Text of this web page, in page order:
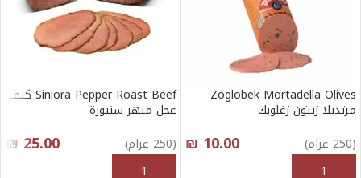
Zoglobek Mortadella Olives
مرتديلا زيتون زغلوبك
(250 غرام)
₪ 10.00
أنقر هنا لإختيار الكمية
Siniora Pepper Roast Beef كتف
عجل مبهر سنيورة
(250 غرام)
₪ 25.00
أنقر هنا لإختيار الكمية